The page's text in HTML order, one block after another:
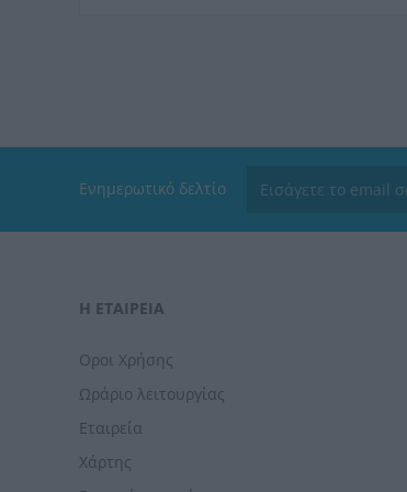
Ενημερωτικό δελτίο
Η ΕΤΑΙΡΕΙΑ
Οροι Χρήσης
Ωράριο λειτουργίας
Εταιρεία
Χάρτης